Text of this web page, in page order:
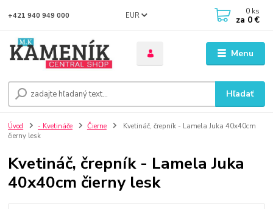
Menu
EUR
Hľadať
+421 940 949 000 0 ks
za 0 €
Úvod - Kvetináče Čierne
Kvetináč, črepník - Lamela Juka 40x40cm
čierny lesk
Kvetináč, črepník - Lamela Juka
40x40cm čierny lesk